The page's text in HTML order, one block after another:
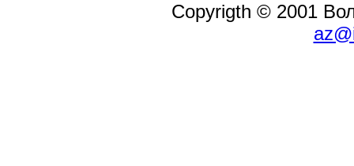
Copyrigth © 2001